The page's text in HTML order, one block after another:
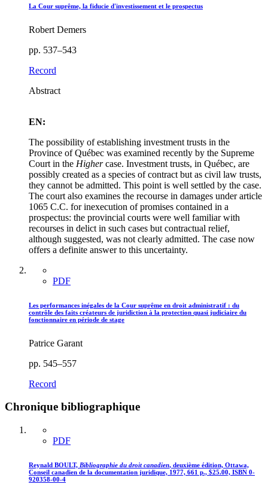
La Cour suprême, la fiducie d'investissement et le prospectus
Robert Demers
pp. 537–543
Record
Abstract
EN:
The possibility of establishing investment trusts in the
Province of Québec was examined recently by the Supreme
Court in the Highercase. Investment trusts, in Québec, are
possibly created as a species of contract but as civil law trusts,
they cannot be admitted. This point is well settled by the case.
The court also examines the recourse in damages under article
1065 C.C. for inexecution of promises contained in a
prospectus: the provincial courts were well familiar with
recourses in delict in such cases but contractual relief,
although suggested, was not clearly admitted. The case now
offers a definite answer to this uncertainty.
PDF
Les performances inégales de la Cour suprême en droit administratif : du
contrôle des faits créateurs de juridiction à la protection quasi judiciaire du
fonctionnaire en période de stage
Patrice Garant
pp. 545–557
Record
Chronique bibliographique
PDF
Reynald BOULT, Bibliographie du droit canadien, deuxième édition, Ottawa,
Conseil canadien de la documentation juridique, 1977, 661 p., $25.00, ISBN 0-
920358-00-4